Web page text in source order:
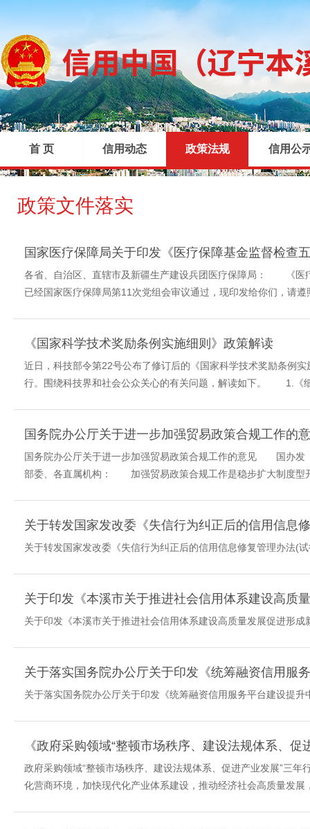
首 页
|
信用动态 政策法规 信用公
政策文件落实
国家医疗保障局关于印发《医疗保障基金监督检
各省、自治区、直辖市及新疆生产建设兵团医疗保障局： 《医
已经国家医疗保障局第11次党组会审议通过，现印发给你们
《国家科学技术奖励条例实施细则》政策解读
近日，科技部令第22号公布了修订后的《国家科学技术奖励条例
行。围绕科技界和社会公众关心的有关问题，解读如下。 1.
国务院办公厅关于进一步加强贸易政策合规工作的
国务院办公厅关于进一步加强贸易政策合规工作的意见 国办发
部委、各直属机构： 加强贸易政策合规工作是稳步扩大制度型
关于转发国家发改委《失信行为纠正后的信用信息
关于转发国家发改委《失信行为纠正后的信用信息修复管理办法(
关于印发《本溪市关于推进社会信用体系建设高质量发展促进形
关于落实国务院办公厅关于印发《统筹融资信用服务平台建设提
政府采购领域“整顿市场秩序、建设法规体系、促进产业发展”
化营商环境，加快现代化产业体系建设，推动经济社会高质量发